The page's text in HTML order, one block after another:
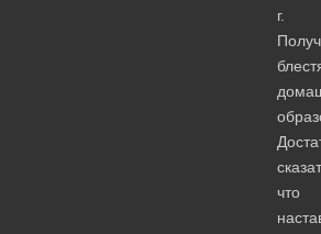
г.
что